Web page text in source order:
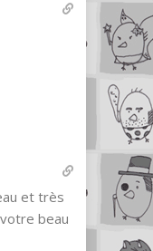
et très
beau